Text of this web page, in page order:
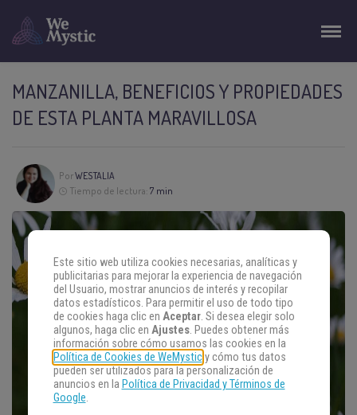
MANZANILLA, BENEFICIOS Y PROPIEDADES
DE ESTA PLANTA MARAVILLOSA
PorWESTALIA
Tiempo de lectura: 7 min
Este sitio web utiliza cookies necesarias, analíticas y
publicitarias para mejorar la experiencia de navegación
del Usuario, mostrar anuncios de interés y recopilar
datos estadísticos. Para permitir el uso de todo tipo
de cookies haga clic en Aceptar. Si desea elegir solo
algunos, haga clic en Ajustes. Puedes obtener más
información sobre cómo usamos las cookies en la
Política de Cookies de WeMysticy cómo tus datos
pueden ser utilizados para la personalización de
anuncios en la Política de Privacidad y Términos de
Google.